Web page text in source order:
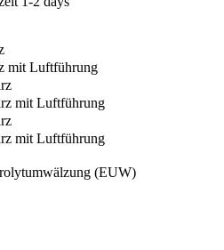
mit Luftführung
mit Luftführung
mit Luftführung
(EUW)